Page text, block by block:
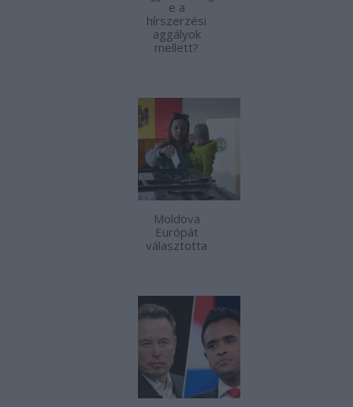
e a
hírszerzési
aggályok
mellett?
Moldova
Európát
választotta